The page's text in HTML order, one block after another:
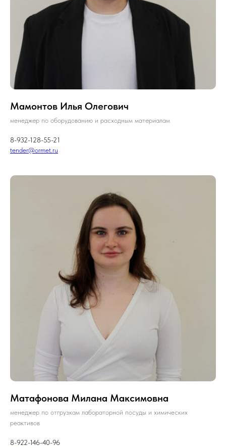
Мамонтов Илья Олегович
менеджер по оборудованию и расходным материалам
8-932-128-55-21
tender@ormet.ru
Матафонова Милана Максимовна
менеджер по отгрузкам лабораторной посуды и химических
реактивов
8-922-146-40-96